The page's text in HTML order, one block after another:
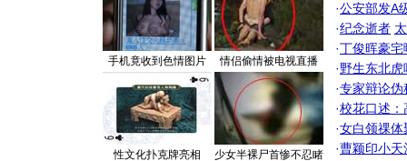
手机竟收到色情图片 情侣偷情被电视直播
性文化扑克牌亮相 少女半裸尸首惨不忍睹
·公安部发A
·纪念逝者
·丁俊晖豪
·野生东北
·专家辩论伪
·校花口述：
·女白领祼体
·曹颖印小天